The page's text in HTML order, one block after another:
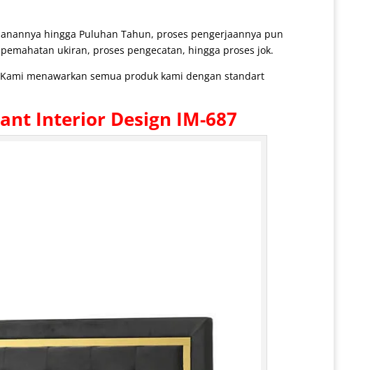
hingga Puluhan Tahun, proses pengerjaannya pun
ukiran, proses pengecatan, hingga proses jok.
menawarkan semua produk kami dengan standart
Interior Design IM-687